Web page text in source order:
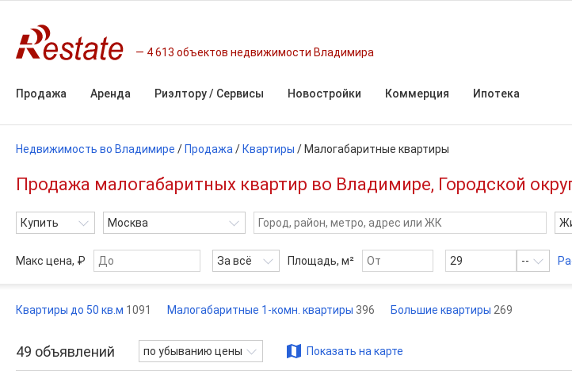
4 613 объектов недвижимости Владимира
Продажа Аренда Риэлтору / Сервисы Новостройки Коммерция Ипотека
Недвижимость во Владимире / Продажа / Квартиры / Малогабаритные квартиры
Продажа малогабаритных квартир во Владимире, Городской
Купить Москва
Макс цена, ₽ За всё Площадь, м² --
Квартиры до 50 кв.м 1091 Малогабаритные 1-комн. квартиры 396 Большие квартиры 269
49 объявлений по убыванию цены Показать на карте